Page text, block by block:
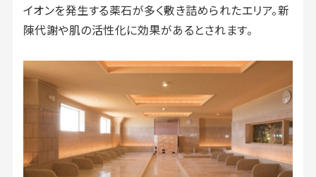
イオンを発生する薬石が多く敷き詰められたエリア。新
陳代謝や肌の活性化に効果があるとされます。